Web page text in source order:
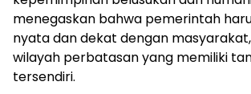
menegaskan bahwa pemerintah
nyata dan dekat dengan
wilayah perbatasan yang memiliki
tersendiri.